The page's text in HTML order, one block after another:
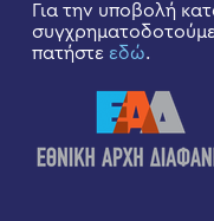
Για την υποβολή
πατήστε εδώ.